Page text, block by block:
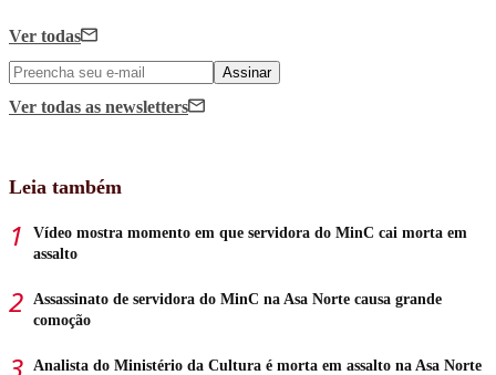
Ver todas
Assinar
Ver todas as newsletters
Leia também
Vídeo mostra momento em que servidora do MinC cai morta em
assalto
Assassinato de servidora do MinC na Asa Norte causa grande
comoção
Analista do Ministério da Cultura é morta em assalto na Asa Norte